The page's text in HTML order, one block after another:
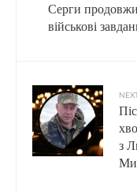
Серги
військові
з